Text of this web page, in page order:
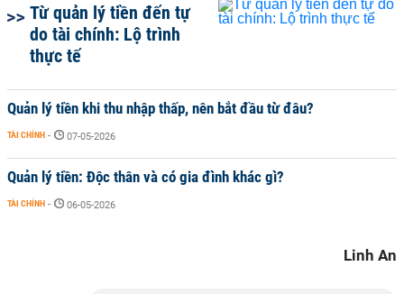
Từ quản lý tiền đến tự
do tài chính: Lộ trình
thực tế
Quản lý tiền khi thu nhập thấp, nên bắt đầu từ đâu?
TÀI CHÍNH - 07-05-2026
Quản lý tiền: Độc thân và có gia đình khác gì?
TÀI CHÍNH - 06-05-2026
Linh An